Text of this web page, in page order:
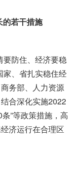
的若干措施
要防住、经济要稳
家、省扎实稳住经
务部、人力资源
合深化实施2022
”等政策措施，高
济运行在合理区